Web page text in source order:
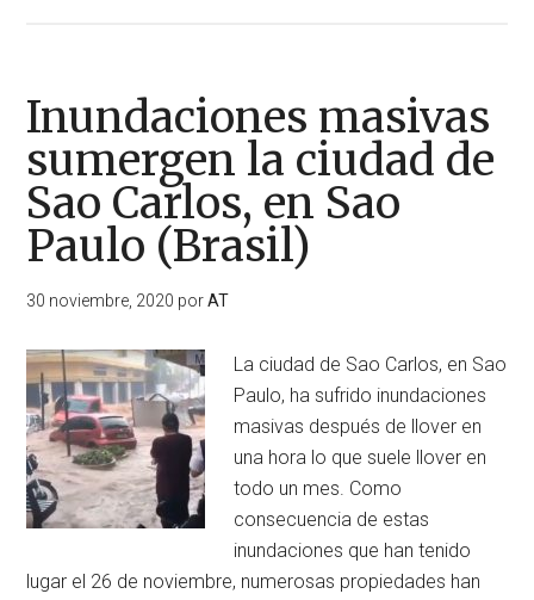
deslizamientos
catastróficos
y
mortales
en
Inundaciones masivas
sumergen la ciudad de
Sao Carlos, en Sao
Paulo (Brasil)
30 noviembre, 2020 porAT
La ciudad de Sao Carlos, en Sao
Paulo, ha sufrido inundaciones
masivas después de llover en
una hora lo que suele llover en
todo un mes. Como
consecuencia de estas
inundaciones que han tenido
lugar el 26 de noviembre, numerosas propiedades han